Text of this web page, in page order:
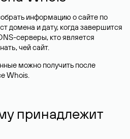
информацию о сайте по
домена и дату, когда завершится
серверы, кто является
чей сайт.
можно получить после
Whois.
принадлежит